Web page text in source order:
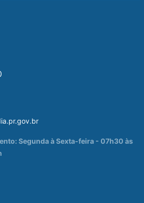
Segunda à Sexta-feira - 07h30 às